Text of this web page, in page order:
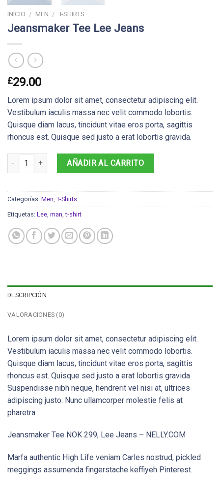
INICIO / MEN / T-SHIRTS
Jeansmaker Tee Lee Jeans
£29.00
Lorem ipsum dolor sit amet, consectetur adipiscing elit.
Vestibulum iaculis massa nec velit commodo lobortis.
Quisque diam lacus, tincidunt vitae eros porta, sagittis
rhoncus est. Quisque sed justo a erat lobortis gravida.
Jeansmaker Tee Lee Jeans cantidad
AÑADIR AL CARRITO
Categorías: Men T-Shirts
Etiquetas: Lee man ,t-shirt
DESCRIPCIÓN
VALORACIONES (0)
Lorem ipsum dolor sit amet, consectetur adipiscing elit.
Vestibulum iaculis massa nec velit commodo lobortis.
Quisque diam lacus, tincidunt vitae eros porta, sagittis
rhoncus est. Quisque sed justo a erat lobortis gravida.
Suspendisse nibh neque, hendrerit vel nisi at, ultrices
adipiscing justo. Nunc ullamcorper molestie felis at
pharetra.
Jeansmaker Tee NOK 299, Lee Jeans – NELLY.COM
Marfa authentic High Life veniam Carles nostrud, pickled
meggings assumenda fingerstache keffiyeh Pinterest.